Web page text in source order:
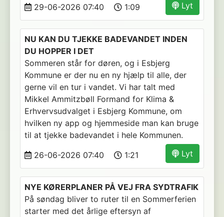
Lyt
29-06-2026 07:40 1:09
NU KAN DU TJEKKE BADEVANDET INDEN
DU HOPPER I DET
Sommeren står for døren, og i Esbjerg
Kommune er der nu en ny hjælp til alle, der
gerne vil en tur i vandet. Vi har talt med
Mikkel Ammitzbøll Formand for Klima &
Erhvervsudvalget i Esbjerg Kommune, om
hvilken ny app og hjemmeside man kan bruge
til at tjekke badevandet i hele Kommunen.
Lyt
26-06-2026 07:40 1:21
NYE KØRERPLANER PÅ VEJ FRA SYDTRAFIK
På søndag bliver to ruter til en Sommerferien
starter med det årlige eftersyn af